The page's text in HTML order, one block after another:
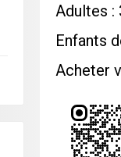
Adultes :
Enfants
Acheter